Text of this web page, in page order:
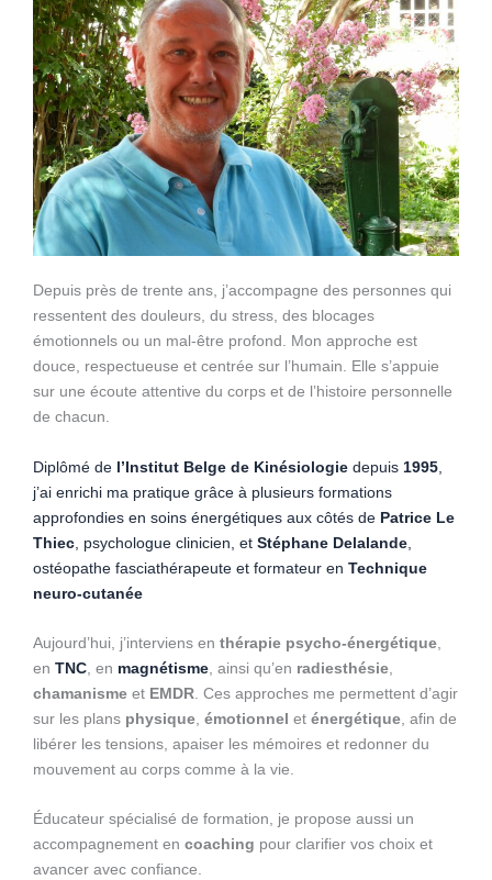
Depuis près de trente ans, j’accompagne des personnes qui
ressentent des douleurs, du stress, des blocages
émotionnels ou un mal-être profond. Mon approche est
douce, respectueuse et centrée sur l’humain. Elle s’appuie
sur une écoute attentive du corps et de l’histoire personnelle
de chacun.
Diplômé de l’Institut Belge de Kinésiologie depuis 1995
j’ai enrichi ma pratique grâce à plusieurs formations
approfondies en soins énergétiques aux côtés de Patrice Le
Thiec , psychologue clinicien, et Stéphane Delalande
ostéopathe fasciathérapeute et formateur en Technique
neuro-cutanée
Aujourd’hui, j’interviens en thérapie psycho-énergétique
en TNC , en magnétisme , ainsi qu’en radiesthésie
chamanisme et EMDR . Ces approches me permettent d’agir
sur les plans physique émotionnel et énergétique , afin de
libérer les tensions, apaiser les mémoires et redonner du
mouvement au corps comme à la vie.
Éducateur spécialisé de formation, je propose aussi un
accompagnement en coaching pour clarifier vos choix et
avancer avec confiance.